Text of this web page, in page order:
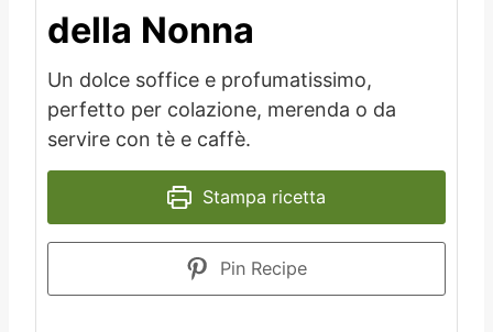
della Nonna
Un dolce soffice e profumatissimo,
perfetto per colazione, merenda o da
servire con tè e caffè.
Stampa ricetta
Pin Recipe